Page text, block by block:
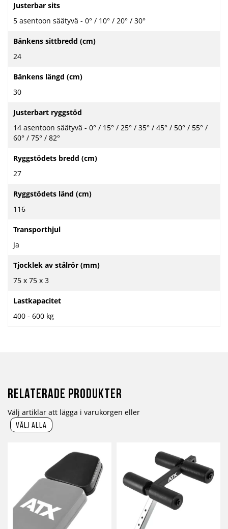
Justerbar sits
5 asentoon säätyvä - 0° / 10° / 20° / 30°
Bänkens sittbredd (cm)
24
Bänkens längd (cm)
30
Justerbart ryggstöd
14 asentoon säätyvä - 0° / 15° / 25° / 35° / 45° / 50° / 55° /
60° / 75° / 82°
Ryggstödets bredd (cm)
27
Ryggstödets länd (cm)
116
Transporthjul
Ja
Tjocklek av stålrör (mm)
75 x 75 x 3
Lastkapacitet
400 - 600 kg
Relaterade produkter
Välj artiklar att lägga i varukorgen eller
välj alla